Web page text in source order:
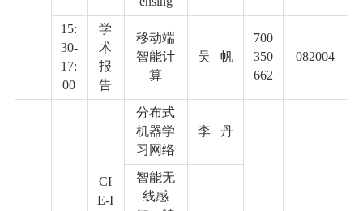
15:
30-
17:
00
学
术
报
告
移动端
智能计
算
吴 帆
700
350
662
082004
CI
E-I
分布式
机器学
习网络
李 丹
智能无
线感